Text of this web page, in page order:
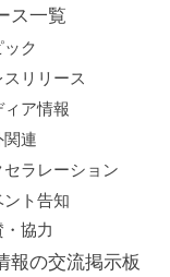
ス一覧
ック
スリリース
ィア情報
関連
セラレーション
ント告知
・協力
報の交流掲示板